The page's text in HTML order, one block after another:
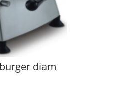
diam